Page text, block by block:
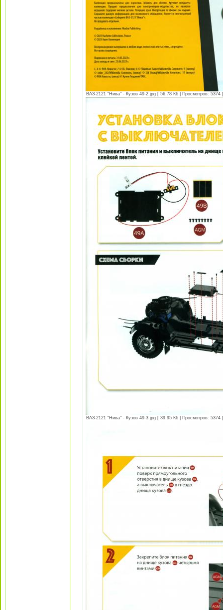
ВАЗ-2121 "Нива" - Кузов 49-2.jpg [ 56.78 Кб | Просмотров: 5374 ]
ВАЗ-2121 "Нива" - Кузов 49-3.jpg [ 39.95 Кб | Просмотров: 5374 ]